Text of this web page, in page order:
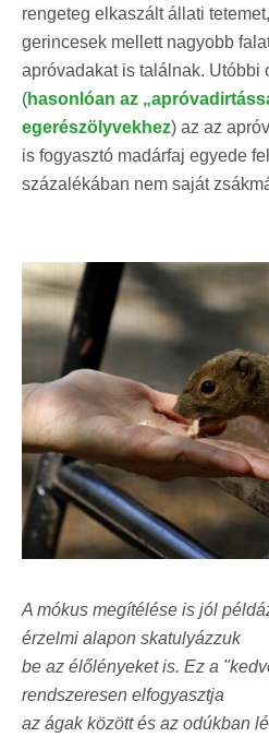
rengeteg elkaszált állati
gerincesek mellett nagyobb
apróvadakat is találnak. Utóbbi
(hasonlóan az
egerészölyvekhez) az az
is fogyasztó madárfaj egyede
százalékában nem saját
A mókus megítélése is jól
érzelmi alapon skatulyázzuk
be az élőlényeket is. Ez a
rendszeresen elfogyasztja
az ágak között és az odúkban